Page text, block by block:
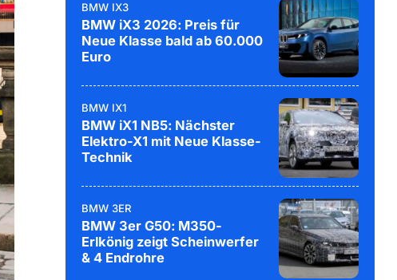
BMW IX3
BMW iX3 2026: Preis für
Neue Klasse bald ab 60.000
Euro
BMW IX1
BMW iX1 NB5: Nächster
Elektro-X1 mit Neue Klasse-
Technik
BMW 3ER
BMW 3er G50: M350-
Erlkönig zeigt Scheinwerfer
& 4 Endrohre